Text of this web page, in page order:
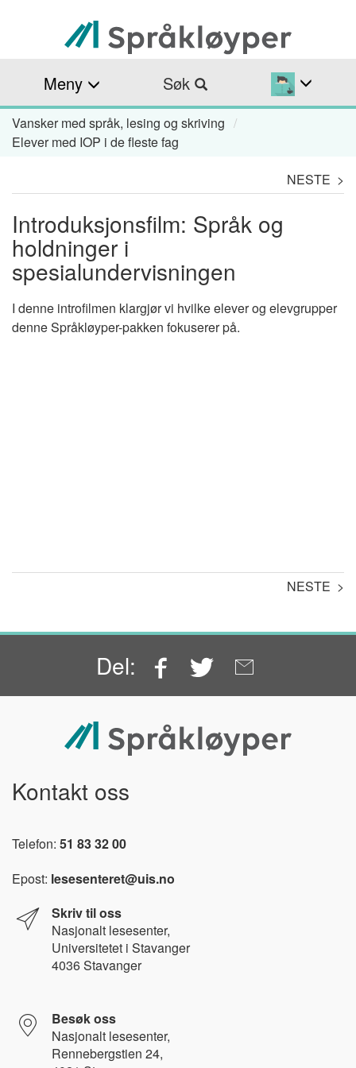
hovedinnhold
Meny Søk
Navigasjonssti
Vansker med språk, lesing og skriving
Elever med IOP i de fleste fag
NESTE >
Introduksjonsfilm: Språk og
holdninger i
spesialundervisningen
I denne introfilmen klargjør vi hvilke elever og elevgrupper
denne Språkløyper-pakken fokuserer på.
NESTE >
Del: Facebook
Twitter
Kontakt oss
Telefon: 51 83 32 00
Epost: lesesenteret@uis.no
Skriv til oss
Nasjonalt lesesenter,
Universitetet i Stavanger
4036 Stavanger
Besøk oss
Nasjonalt lesesenter,
Rennebergstien 24,